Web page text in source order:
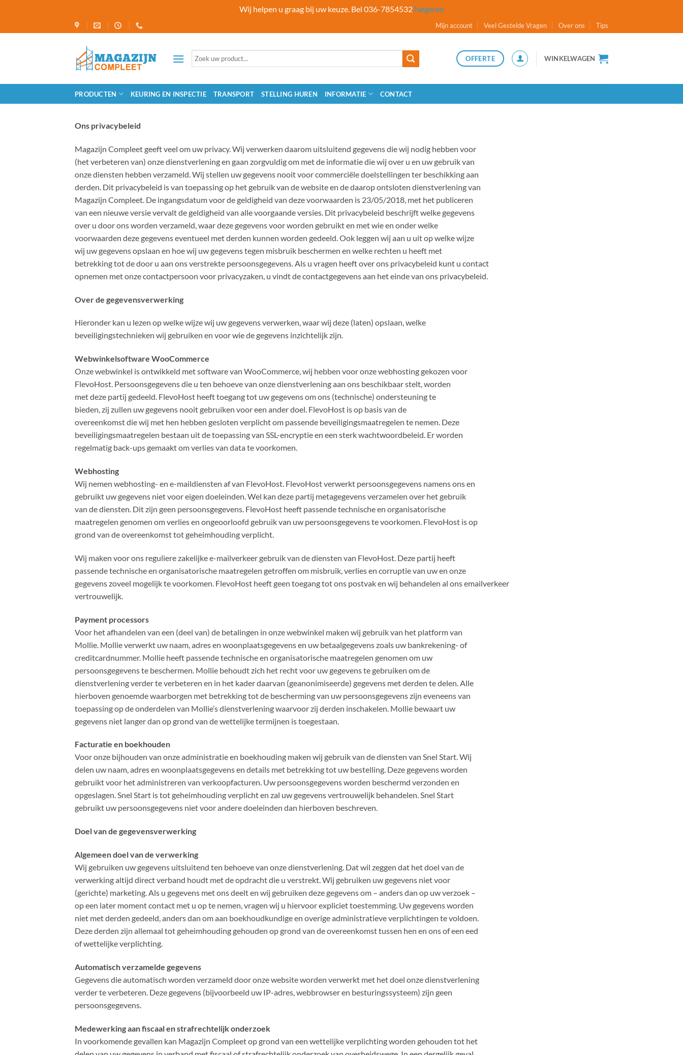
Wij helpen u graag bij uw keuze. Bel 036-7854532 Negeren
naar
Mijn account Veel Gestelde Vragen Over ons Tips
Zoeken
OFFERTE WINKELWAGEN
PRODUCTEN KEURING EN INSPECTIE TRANSPORT STELLING HUREN INFORMATIE CONTACT
Ons privacybeleid
Magazijn Compleet geeft veel om uw privacy. Wij verwerken daarom uitsluitend gegevens die wij nodig hebben voor
(het verbeteren van) onze dienstverlening en gaan zorgvuldig om met de informatie die wij over u en uw gebruik van
onze diensten hebben verzameld. Wij stellen uw gegevens nooit voor commerciële doelstellingen ter beschikking aan
derden. Dit privacybeleid is van toepassing op het gebruik van de website en de daarop ontsloten dienstverlening van
Magazijn Compleet. De ingangsdatum voor de geldigheid van deze voorwaarden is 23/05/2018, met het publiceren
van een nieuwe versie vervalt de geldigheid van alle voorgaande versies. Dit privacybeleid beschrijft welke gegevens
over u door ons worden verzameld, waar deze gegevens voor worden gebruikt en met wie en onder welke
voorwaarden deze gegevens eventueel met derden kunnen worden gedeeld. Ook leggen wij aan u uit op welke wijze
wij uw gegevens opslaan en hoe wij uw gegevens tegen misbruik beschermen en welke rechten u heeft met
betrekking tot de door u aan ons verstrekte persoonsgegevens. Als u vragen heeft over ons privacybeleid kunt u contact
opnemen met onze contactpersoon voor privacyzaken, u vindt de contactgegevens aan het einde van ons privacybeleid.
Over de gegevensverwerking
Hieronder kan u lezen op welke wijze wij uw gegevens verwerken, waar wij deze (laten) opslaan, welke
beveiligingstechnieken wij gebruiken en voor wie de gegevens inzichtelijk zijn.
Webwinkelsoftware WooCommerce
Onze webwinkel is ontwikkeld met software van WooCommerce, wij hebben voor onze webhosting gekozen voor
FlevoHost. Persoonsgegevens die u ten behoeve van onze dienstverlening aan ons beschikbaar stelt, worden
met deze partij gedeeld. FlevoHost heeft toegang tot uw gegevens om ons (technische) ondersteuning te
bieden, zij zullen uw gegevens nooit gebruiken voor een ander doel. FlevoHost is op basis van de
overeenkomst die wij met hen hebben gesloten verplicht om passende beveiligingsmaatregelen te nemen. Deze
beveiligingsmaatregelen bestaan uit de toepassing van SSL-encryptie en een sterk wachtwoordbeleid. Er worden
regelmatig back-ups gemaakt om verlies van data te voorkomen.
Webhosting
Wij nemen webhosting- en e-maildiensten af van FlevoHost. FlevoHost verwerkt persoonsgegevens namens ons en
gebruikt uw gegevens niet voor eigen doeleinden. Wel kan deze partij metagegevens verzamelen over het gebruik
van de diensten. Dit zijn geen persoonsgegevens. FlevoHost heeft passende technische en organisatorische
maatregelen genomen om verlies en ongeoorloofd gebruik van uw persoonsgegevens te voorkomen. FlevoHost is op
grond van de overeenkomst tot geheimhouding verplicht.
Wij maken voor ons reguliere zakelijke e-mailverkeer gebruik van de diensten van FlevoHost. Deze partij heeft
passende technische en organisatorische maatregelen getroffen om misbruik, verlies en corruptie van uw en onze
gegevens zoveel mogelijk te voorkomen. FlevoHost heeft geen toegang tot ons postvak en wij behandelen al ons emailverkeer
vertrouwelijk.
Payment processors
Voor het afhandelen van een (deel van) de betalingen in onze webwinkel maken wij gebruik van het platform van
Mollie. Mollie verwerkt uw naam, adres en woonplaatsgegevens en uw betaalgegevens zoals uw bankrekening- of
creditcardnummer. Mollie heeft passende technische en organisatorische maatregelen genomen om uw
persoonsgegevens te beschermen. Mollie behoudt zich het recht voor uw gegevens te gebruiken om de
dienstverlening verder te verbeteren en in het kader daarvan (geanonimiseerde) gegevens met derden te delen. Alle
hierboven genoemde waarborgen met betrekking tot de bescherming van uw persoonsgegevens zijn eveneens van
toepassing op de onderdelen van Mollie’s dienstverlening waarvoor zij derden inschakelen. Mollie bewaart uw
gegevens niet langer dan op grond van de wettelijke termijnen is toegestaan.
Facturatie en boekhouden
Voor onze bijhouden van onze administratie en boekhouding maken wij gebruik van de diensten van Snel Start. Wij
delen uw naam, adres en woonplaatsgegevens en details met betrekking tot uw bestelling. Deze gegevens worden
gebruikt voor het administreren van verkoopfacturen. Uw persoonsgegevens worden beschermd verzonden en
opgeslagen. Snel Start is tot geheimhouding verplicht en zal uw gegevens vertrouwelijk behandelen. Snel Start
gebruikt uw persoonsgegevens niet voor andere doeleinden dan hierboven beschreven.
Doel van de gegevensverwerking
Algemeen doel van de verwerking
Wij gebruiken uw gegevens uitsluitend ten behoeve van onze dienstverlening. Dat wil zeggen dat het doel van de
verwerking altijd direct verband houdt met de opdracht die u verstrekt. Wij gebruiken uw gegevens niet voor
(gerichte) marketing. Als u gegevens met ons deelt en wij gebruiken deze gegevens om – anders dan op uw verzoek –
op een later moment contact met u op te nemen, vragen wij u hiervoor expliciet toestemming. Uw gegevens worden
niet met derden gedeeld, anders dan om aan boekhoudkundige en overige administratieve verplichtingen te voldoen.
Deze derden zijn allemaal tot geheimhouding gehouden op grond van de overeenkomst tussen hen en ons of een eed
of wettelijke verplichting.
Automatisch verzamelde gegevens
Gegevens die automatisch worden verzameld door onze website worden verwerkt met het doel onze dienstverlening
verder te verbeteren. Deze gegevens (bijvoorbeeld uw IP-adres, webbrowser en besturingssysteem) zijn geen
persoonsgegevens.
Medewerking aan fiscaal en strafrechtelijk onderzoek
In voorkomende gevallen kan Magazijn Compleet op grond van een wettelijke verplichting worden gehouden tot het